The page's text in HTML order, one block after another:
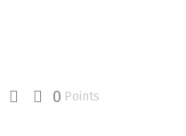
0 Points